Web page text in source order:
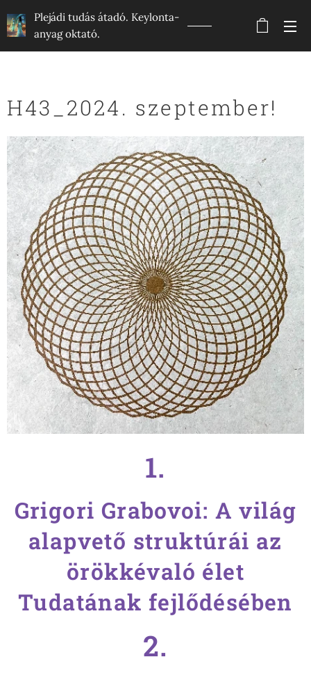
Plejádi tudás átadó. Keylonta-
anyag oktató.
H43_2024. szeptember!
1.
Grigori Grabovoi: A világ
alapvető struktúrái az
örökkévaló élet
Tudatának fejlődésében
2.